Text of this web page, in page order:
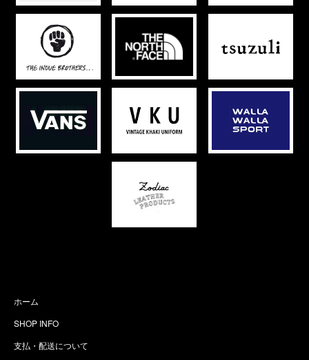
ホーム
SHOP INFO
支払・配送について